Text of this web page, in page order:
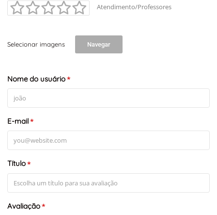
Atendimento/Professores
Selecionar imagens Navegar
Nome do usuário*
E-mail*
Título*
Avaliação*